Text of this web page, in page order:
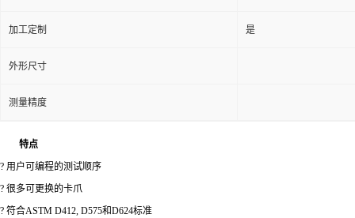
加工定制 是
外形尺寸
测量精度
特点
? 用户可编程的测试顺序
? 很多可更换的卡爪
? 符合ASTM D412, D575和D624标准